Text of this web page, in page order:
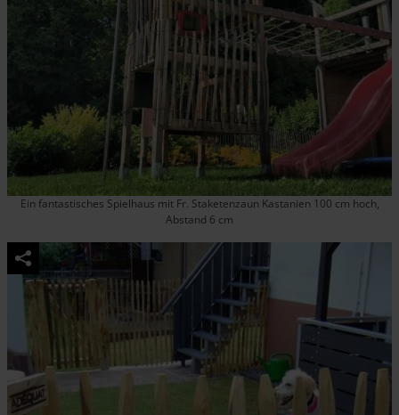
Ein fantastisches Spielhaus mit Fr. Staketenzaun Kastanien 100 cm hoch,
Abstand 6 cm